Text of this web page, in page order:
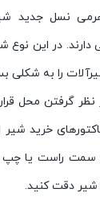
نسل جدید
دارند. در این
را به شکلی
نظر گرفتن محل
خرید
راست یا چپ با
دقت کنید.